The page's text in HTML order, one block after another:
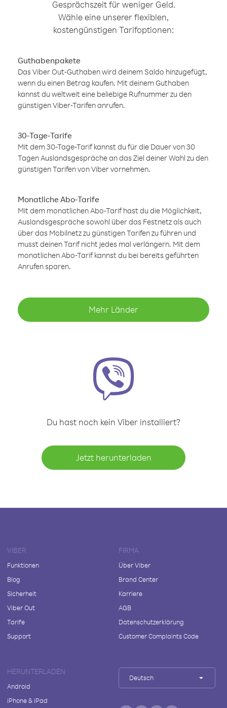
Gesprächszeit für weniger Geld.
Wähle eine unserer flexiblen,
kostengünstigen Tarifoptionen:
Guthabenpakete
Das Viber Out-Guthaben wird deinem Saldo hinzugefügt,
wenn du einen Betrag kaufen. Mit deinem Guthaben
kannst du weltweit eine beliebige Rufnummer zu den
günstigen Viber-Tarifen anrufen.
30-Tage-Tarife
Mit dem 30-Tage-Tarif kannst du für die Dauer von 30
Tagen Auslandsgespräche an das Ziel deiner Wahl zu den
günstigen Tarifen von Viber vornehmen.
Monatliche Abo-Tarife
Mit dem monatlichen Abo-Tarif hast du die Möglichkeit,
Auslandsgespräche sowohl über das Festnetz als auch
über das Mobilnetz zu günstigen Tarifen zu führen und
musst deinen Tarif nicht jedes mal verlängern. Mit dem
monatlichen Abo-Tarif kannst du bei bereits geführten
Anrufen sparen.
Mehr Länder
Du hast noch kein Viber installiert?
Jetzt herunterladen
VIBER
Funktionen
Blog
Sicherheit
Viber Out
Tarife
Support
FIRMA
Über Viber
Brand Center
Karriere
AGB
Datenschutzerklärung
Customer Complaints Code
HERUNTERLADEN
Android
iPhone & iPad
Deutsch